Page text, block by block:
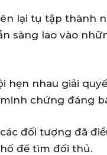
lại tụ tập thành
sàng lao vào
hẹn nhau giải
chứng đáng
đối tượng đã
để tìm đối thủ.